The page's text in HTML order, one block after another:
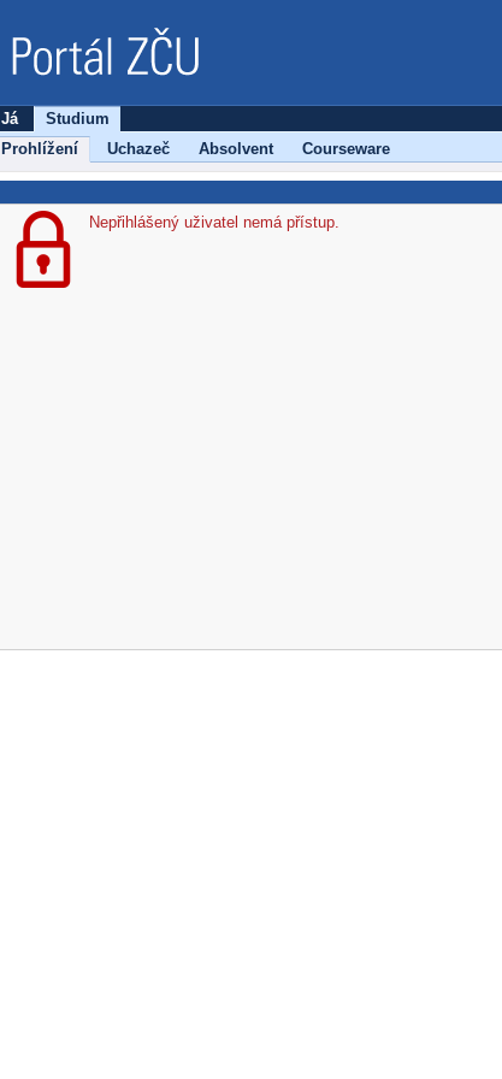
Já
Studium
Prohlížení
Uchazeč Absolvent Courseware
Nepřihlášený uživatel nemá přístup.